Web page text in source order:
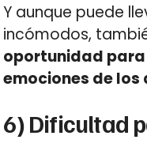
Y aunque puede
incómodos,
oportunidad para
emociones de los
6) Dificultad